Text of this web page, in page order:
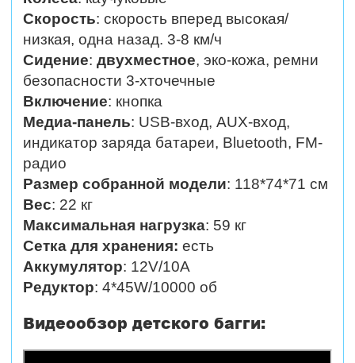
Скорость: скорость вперед высокая/
низкая, одна назад. 3-8 км/ч
Сидение: двухместное, эко-кожа, ремни
безопасности 3-хточечные
Включение: кнопка
Медиа-панель: USB-вход, AUX-вход,
индикатор заряда батареи, Bluetooth, FM-
радио
Размер собранной модели: 118*74*71 см
Вес: 22 кг
Максимальная нагрузка: 59 кг
Сетка для хранения: есть
Аккумулятор: 12V/10A
Редуктор: 4*45W/10000 об
Видеообзор детского багги: